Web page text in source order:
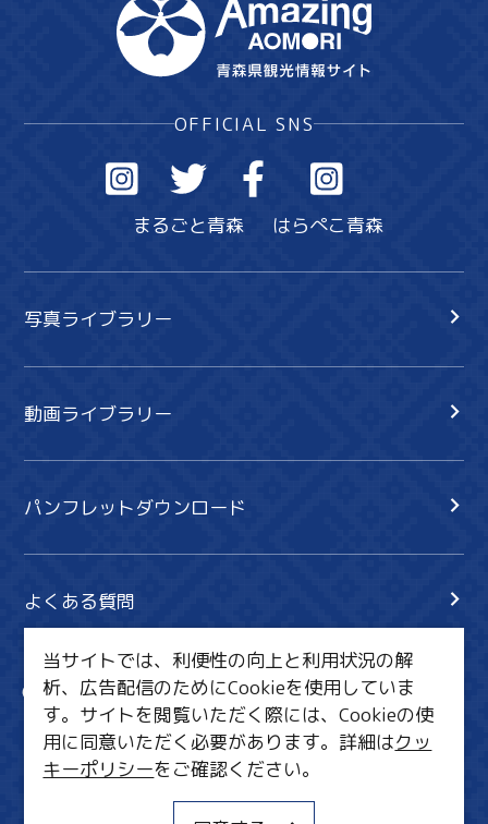
OFFICIAL SNS
まるごと青森 はらぺこ青森
写真ライブラリー
動画ライブラリー
パンフレットダウンロード
よくある質問
サイト内検索
共有
行きたいリスト
MICE・教育・観光事業者の皆様へ
当サイトでは、利便性の向上と利用状況の解
析、広告配信のためにCookieを使用していま
す。サイトを閲覧いただく際には、Cookieの使
用に同意いただく必要があります。詳細はクッ
キーポリシーをご確認ください。